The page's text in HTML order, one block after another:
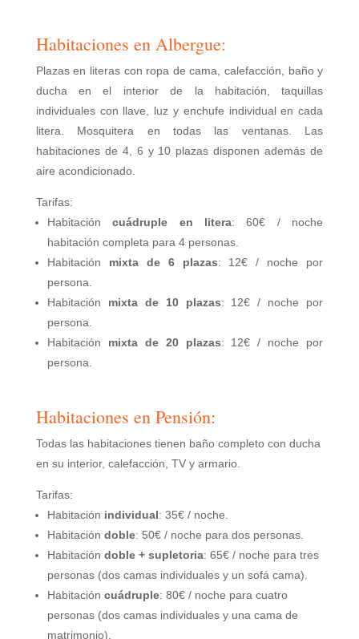
Habitaciones en Albergue:
Plazas en literas con ropa de cama, calefacción, baño y
ducha en el interior de la habitación, taquillas
individuales con llave, luz y enchufe individual en cada
litera. Mosquitera en todas las ventanas. Las
habitaciones de 4, 6 y 10 plazas disponen además de
aire acondicionado.
Tarifas:
Habitacióncuádruple en litera: 60€ / noche
habitación completa para 4 personas.
Habitación mixta de 6 plazas: 12€ / noche por
persona.
Habitación mixta de 10 plazas: 12€ / noche por
persona.
Habitación mixta de 20 plazas: 12€ / noche por
persona.
Habitaciones en Pensión:
Todas las habitaciones tienen baño completo con ducha
en su interior, calefacción, TV y armario.
Tarifas:
Habitación individual: 35€ / noche.
Habitación doble: 50€ / noche para dos personas.
Habitación doble + supletoria: 65€ / noche para tres
personas (dos camas individuales y un sofá cama).
Habitación cuádruple: 80€ / noche para cuatro
personas (dos camas individuales y una cama de
matrimonio).